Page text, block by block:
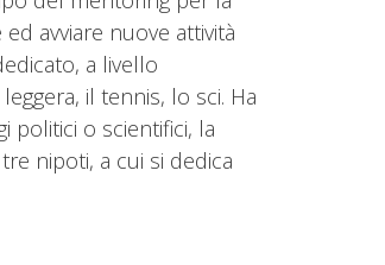
avviare nuove attività
a livello
il tennis, lo sci. Ha
politici o scientifici, la
nipoti, a cui si dedica